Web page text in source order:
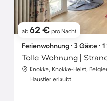
ab 62 € pro Nacht
Ferienwohnung ∙ 3 Gäste ∙
Knokke, Knokke-Heist,
Haustier erlaubt